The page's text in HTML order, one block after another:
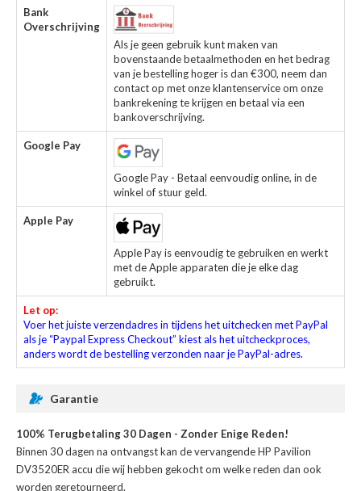
Bank
Overschrijving
Als je geen gebruik kunt maken van
bovenstaande betaalmethoden en het bedrag
van je bestelling hoger is dan €300, neem dan
contact op met onze klantenservice om onze
bankrekening te krijgen en betaal via een
bankoverschrijving.
Google Pay
Google Pay - Betaal eenvoudig online, in de
winkel of stuur geld.
Apple Pay
Apple Pay is eenvoudig te gebruiken en werkt
met de Apple apparaten die je elke dag
gebruikt.
Let op:
Voer het juiste verzendadres in tijdens het uitchecken met PayPal
als je “Paypal Express Checkout” kiest als het uitcheckproces,
anders wordt de bestelling verzonden naar je PayPal-adres.
Garantie
100% Terugbetaling 30 Dagen - Zonder Enige Reden!
Binnen 30 dagen na ontvangst kan devervangende HP Pavilion
DV3520ER accu die wij hebben gekocht om welke reden dan ook
worden geretourneerd.